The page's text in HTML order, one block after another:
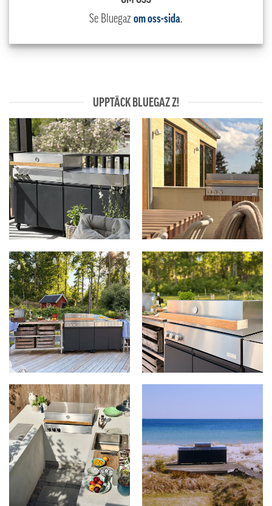
Se Bluegaz om oss-sida.
UPPTÄCK BLUEGAZ Z!